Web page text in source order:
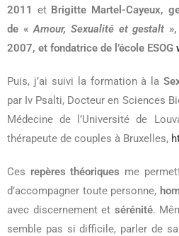
2011 et Brigitte Martel-Cayeux,
de «Amour, Sexualité et gestalt
2007, et fondatrice de l’école ESOG
Puis, j’ai suivi la formation à la
par Iv Psalti, Docteur en Sciences
Médecine de l’Université de
thérapeute de couples à Bruxelles,
Ces repères théoriques me
d’accompagner toute personne,
avec discernement et sérénité.
semble pas si difficile, parler de sa